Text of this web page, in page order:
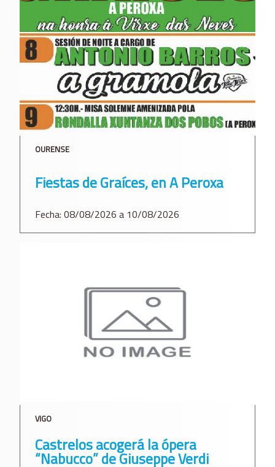
OURENSE
Fiestas de Graíces, en A Peroxa
Fecha: 08/08/2026 a 10/08/2026
VIGO
Castrelos acogerá la ópera
“Nabucco” de Giuseppe Verdi